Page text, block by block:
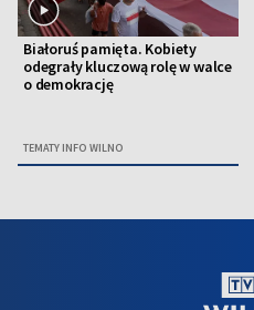
Białoruś pamięta. Kobiety
odegrały kluczową rolę w walce
o demokrację
TEMATY INFO WILNO